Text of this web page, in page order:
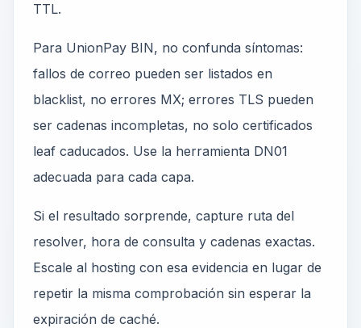
TTL.
Para UnionPay BIN, no confunda síntomas:
fallos de correo pueden ser listados en
blacklist, no errores MX; errores TLS pueden
ser cadenas incompletas, no solo certificados
leaf caducados. Use la herramienta DN01
adecuada para cada capa.
Si el resultado sorprende, capture ruta del
resolver, hora de consulta y cadenas exactas.
Escale al hosting con esa evidencia en lugar de
repetir la misma comprobación sin esperar la
expiración de caché.